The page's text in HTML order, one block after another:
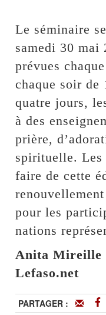
Le séminaire
samedi 30 mai
prévues
chaque soir de
quatre jours,
à des
prière,
spirituelle. Les
faire de cette
pour les
nations
Anita Mireille
Lefaso.net
PARTAGER :